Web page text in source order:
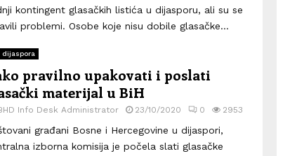
kontingent glasačkih listića u dijasporu, ali su se
problemi. Osobe koje nisu dobile glasačke...
dijaspora
pravilno upakovati i poslati
materijal u BiH
Info Desk Administrator 23/10/2020 0 2953
građani Bosne i Hercegovine u dijaspori,
izborna komisija je počela slati glasačke